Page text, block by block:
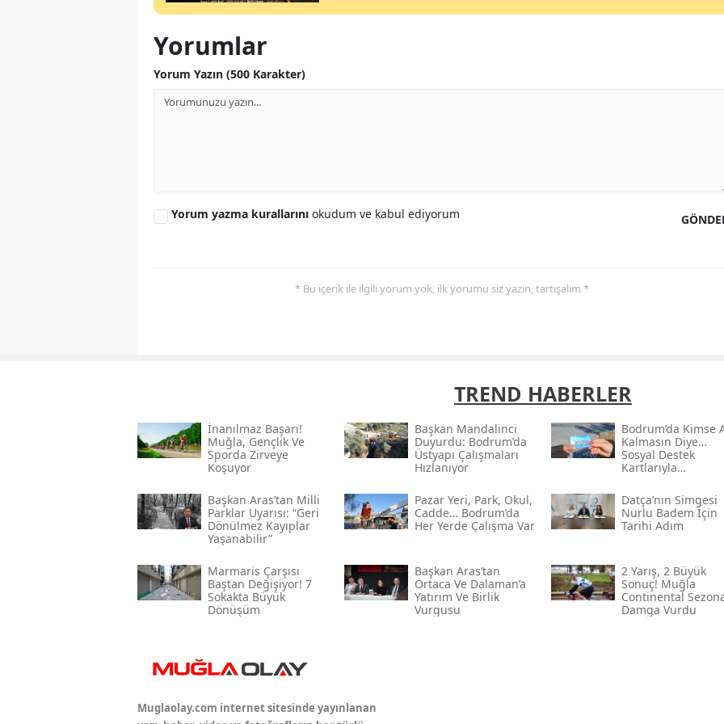
Yorumlar
Yorum Yazın (500 Karakter)
Yorum yazma kurallarını okudum ve kabul ediyorum
* Bu içerik ile ilgili yorum yok, ilk yorumu siz yazın, tartışalım *
TREND HABERLER
İnanılmaz Başarı!
Muğla, Gençlik Ve
Sporda Zirveye
Koşuyor
Başkan Mandalinci
Duyurdu: Bodrum’da
Üstyapı Çalışmaları
Hızlanıyor
Bodrum’da Kimse
Kalmasın Diye…
Sosyal Destek
Kartlarıyla
Eli Uzandı
Başkan Aras’tan Milli
Parklar Uyarısı: “geri
Dönülmez Kayıplar
Yaşanabilir”
Pazar Yeri, Park, Okul,
Cadde… Bodrum’da
Her Yerde Çalışma Var
Datça’nın Simgesi
Nurlu Badem İçin
Tarihi Adım
Marmaris Çarşısı
Baştan Değişiyor! 7
Sokakta Büyük
Dönüşüm
Başkan Aras’tan
Ortaca Ve Dalaman’a
Yatırım Ve Birlik
Vurgusu
2 Yarış, 2 Büyük
Sonuç! Muğla
Continental
Damga Vurdu
Muglaolay.com internet sitesinde yayınlanan